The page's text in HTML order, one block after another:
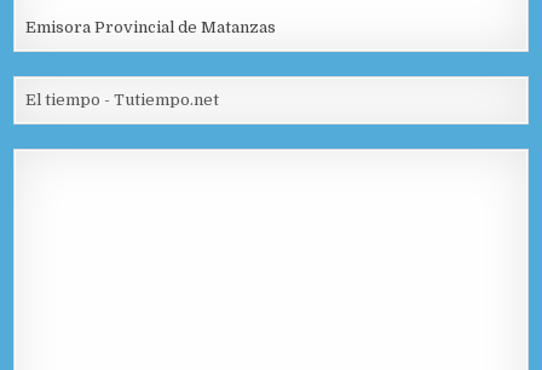
Emisora Provincial de Matanzas
El tiempo - Tutiempo.net